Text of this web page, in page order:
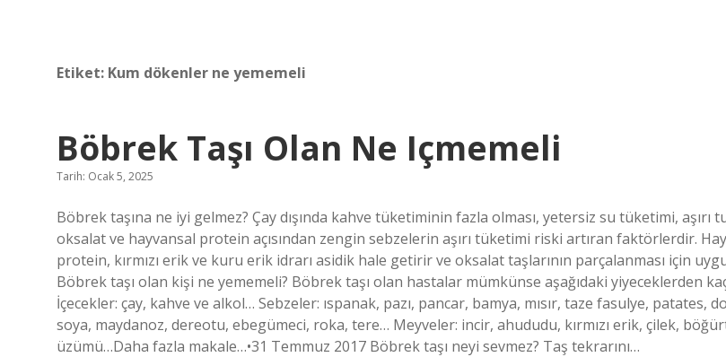
Etiket: Kum dökenler ne yememeli
Böbrek Taşı Olan Ne Içmemeli
Tarih: Ocak 5, 2025
Böbrek taşına ne iyi gelmez? Çay dışında kahve tüketiminin fazla olması, yetersiz su tüketimi, aşırı
oksalat ve hayvansal protein açısından zengin sebzelerin aşırı tüketimi riski artıran faktörlerdir.
protein, kırmızı erik ve kuru erik idrarı asidik hale getirir ve oksalat taşlarının parçalanması için
Böbrek taşı olan kişi ne yememeli? Böbrek taşı olan hastalar mümkünse aşağıdaki yiyeceklerden
İçecekler: çay, kahve ve alkol… Sebzeler: ıspanak, pazı, pancar, bamya, mısır, taze fasulye, patates,
soya, maydanoz, dereotu, ebegümeci, roka, tere… Meyveler: incir, ahududu, kırmızı erik, çilek,
üzümü…Daha fazla makale…•31 Temmuz 2017 Böbrek taşı neyi sevmez? Taş tekrarını…